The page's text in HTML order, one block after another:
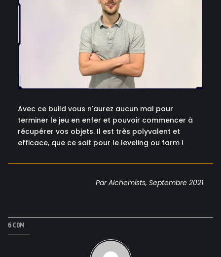
Avec ce build vous n'aurez aucun mal pour
terminer le jeu en enfer et pouvoir commencer à
récupérer vos objets. Il est très polyvalent et
efficace, que ce soit pour le leveling ou farm !
Par Alchemists, Septembre 2021
6 COM